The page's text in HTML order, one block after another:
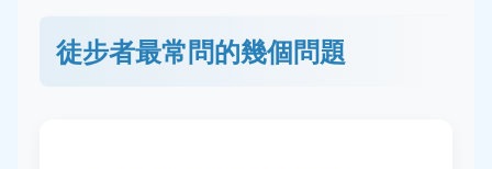
徒步者最常問的幾個問題